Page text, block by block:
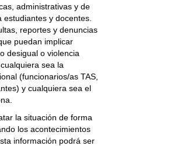
administrativas y de
y docentes.
reportes y denuncias
puedan implicar
desigual o violencia
sea la
(funcionarios/as TAS,
y cualquiera sea el
la situación de forma
los acontecimientos
información podrá ser